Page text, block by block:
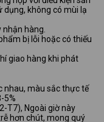
không có mùi lạ
hàng.
bị lỗi hoặc có thiếu
giao hàng khi phát
nhau, màu sắc thực tế
5%
T7), Ngoài giờ này
hơn chút, mong quý